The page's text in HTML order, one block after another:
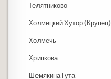
Телятниково
Холмецкий Хутор (Крупец)
Холмечь
Хрипкова
Шемякина Гута